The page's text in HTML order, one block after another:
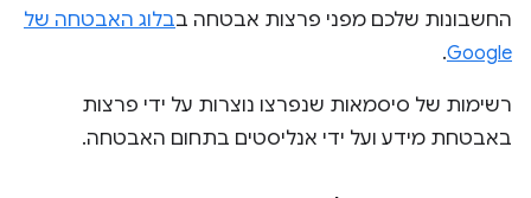
החשבונות שלכם מפני פרצות אבטחה בבלוג האבטחה של
Google
.
רשימות של סיסמאות שנפרצו נוצרות על ידי פרצות
באבטחת מידע ועל ידי אנליסטים בתחום האבטחה.